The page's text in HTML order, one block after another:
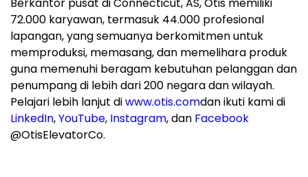
72.000 karyawan, termasuk 44.000 profesional
lapangan, yang semuanya berkomitmen untuk
memproduksi, memasang, dan memelihara produk
guna memenuhi beragam kebutuhan pelanggan dan
penumpang di lebih dari 200 negara dan wilayah.
Pelajari lebih lanjut diwww.otis.comdan ikuti kami di
LinkedIn,YouTube, Instagram, dan Facebook
@OtisElevatorCo.